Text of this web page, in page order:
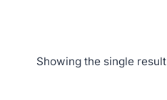
Showing the single result